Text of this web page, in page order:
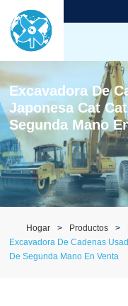
Excavadora De
Japonesa Cat
Segunda Mano
Hogar Productos
Excavadora De Cadenas
De Segunda Mano En Venta